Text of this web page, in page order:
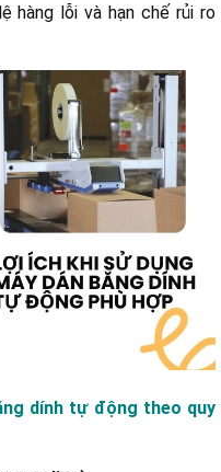
hàng lỗi và hạn chế rủi ro
dính tự động theo quy